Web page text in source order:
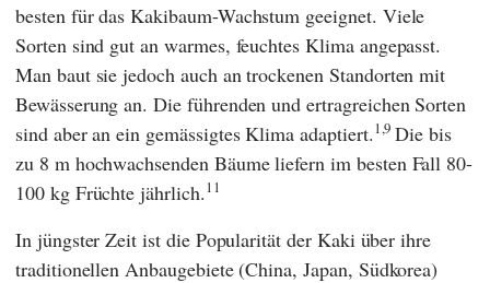
besten für das Kakibaum-Wachstum geeignet. Viele
Sorten sind gut an warmes, feuchtes Klima angepasst.
Man baut sie jedoch auch an trockenen Standorten mit
Bewässerung an. Die führenden und ertragreichen Sorten
sind aber an ein gemässigtes Klima adaptiert.1,9Die bis
zu 8 m hochwachsenden Bäume liefern im besten Fall 80-
100 kg Früchte jährlich.11
In jüngster Zeit ist die Popularität der Kaki über ihre
traditionellen Anbaugebiete (China, Japan, Südkorea)